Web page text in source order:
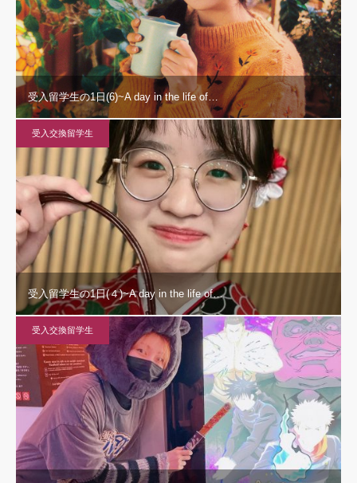
受入留学生の1日(6)~A day in the life of…
受入交換留学生
受入留学生の1日(４)~A day in the life of…
受入交換留学生